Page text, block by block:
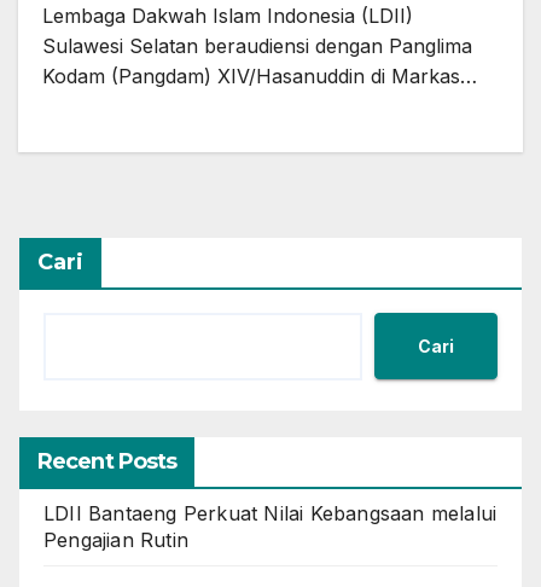
Lembaga Dakwah Islam Indonesia (LDII)
Sulawesi Selatan beraudiensi dengan Panglima
Kodam (Pangdam) XIV/Hasanuddin di Markas…
Cari
Cari
Recent Posts
LDII Bantaeng Perkuat Nilai Kebangsaan melalui
Pengajian Rutin